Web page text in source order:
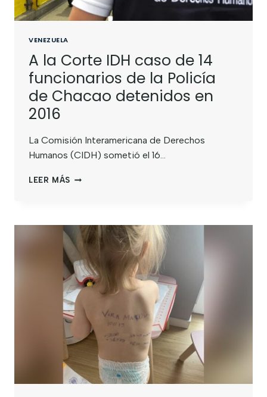
VENEZUELA
A la Corte IDH caso de 14
funcionarios de la Policía
de Chacao detenidos en
2016
La Comisión Interamericana de Derechos
Humanos (CIDH) sometió el 16…
LEER MÁS